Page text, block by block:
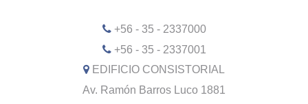
+56 - 35 - 2337000
+56 - 35 - 2337001
EDIFICIO CONSISTORIAL
Av. Ramón Barros Luco 1881